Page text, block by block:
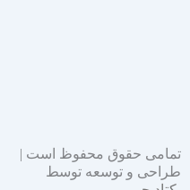
تمامی حقوق محفوظ است |
طراحی و توسعه توسط